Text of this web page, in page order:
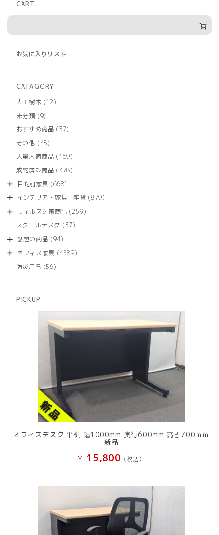
CART
お気に入りリスト
CATAGORY
人工樹木
1212
商
未分類 99
の
商
おすすめ商品 3737
商
その他 4848
の
商
大量入荷商品 169169
の
成約済み商品 378378
商
目的別家具 668668
の
商
インテリア・家具・雑貨 879879
ウィルス対策商品 259259
スクールデスク 3737
商
話題の商品 9494
の
オフィス家具 45894589
防災用品 5656
PICKUP
オフィスデスク 平机 幅1000mm 奥行600mm 高さ700ｍｍ
新品
¥ 15,800 (税込）